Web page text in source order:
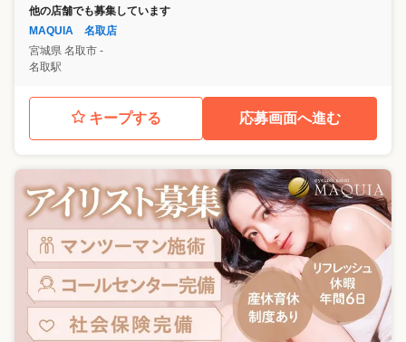
他の店舗でも募集しています
MAQUIA 名取店
宮城県 名取市 -
名取駅
キープする 応募画面へ進む